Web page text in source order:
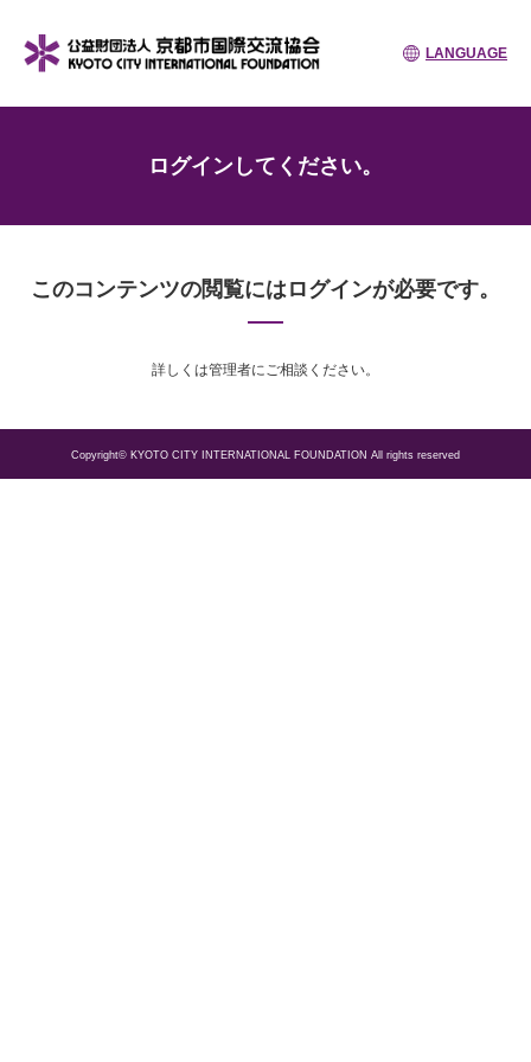
LANGUAGE
ログインしてください。
このコンテンツの閲覧にはログインが必要です。
詳しくは管理者にご相談ください。
Copyright© KYOTO CITY INTERNATIONAL FOUNDATION All rights reserved